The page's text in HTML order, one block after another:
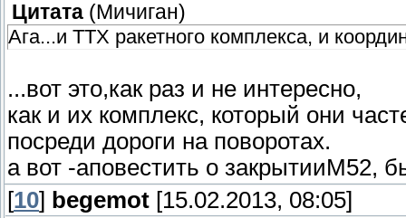
Цитата (Мичиган)
Ага...и ТТХ ракетного комплекса, и
...вот это,как раз и не интересно,
как и их комплекс, который они
посреди дороги на поворотах.
а вот -аповестить о закрытииМ52,
[10] begemot [15.02.2013, 08:05]